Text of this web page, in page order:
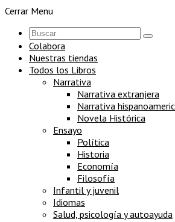
Cerrar Menu
Colabora
Nuestras tiendas
Todos los Libros
Narrativa
Narrativa extranjera
Narrativa
Novela Histórica
Ensayo
Política
Historia
Economía
Filosofía
Infantil y juvenil
Idiomas
Salud, psicología y autoayuda